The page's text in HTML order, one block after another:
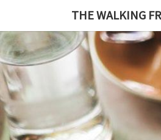
content
THE WALKING